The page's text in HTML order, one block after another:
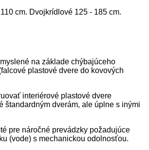
cm. Dvojkrídlové 125 - 185 cm.
na základe chýbajúceho
plastové dvere do kovových
interiérové plastové dvere
štandardným dverám, ale úplne s inými
pre náročné prevádzky požadujúce
(vode) s mechanickou odolnosťou.